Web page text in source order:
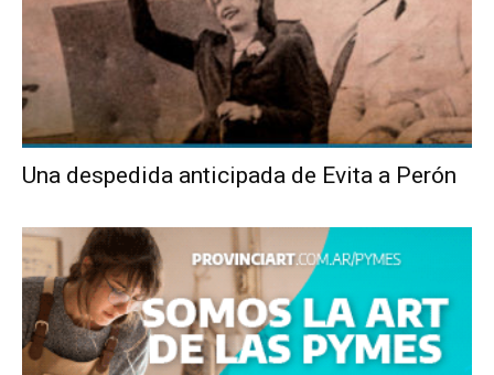
Una despedida anticipada de Evita a Perón